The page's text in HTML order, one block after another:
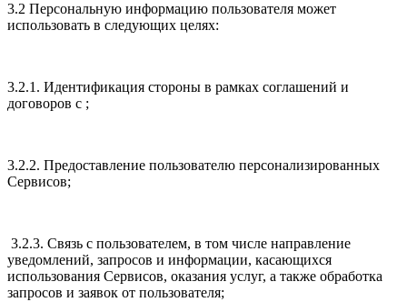
3.2 Персональную информацию пользователя может
использовать в следующих целях:
3.2.1. Идентификация стороны в рамках соглашений и
договоров с ;
3.2.2. Предоставление пользователю персонализированных
Сервисов;
3.2.3. Связь с пользователем, в том числе направление
уведомлений, запросов и информации, касающихся
использования Сервисов, оказания услуг, а также обработка
запросов и заявок от пользователя;